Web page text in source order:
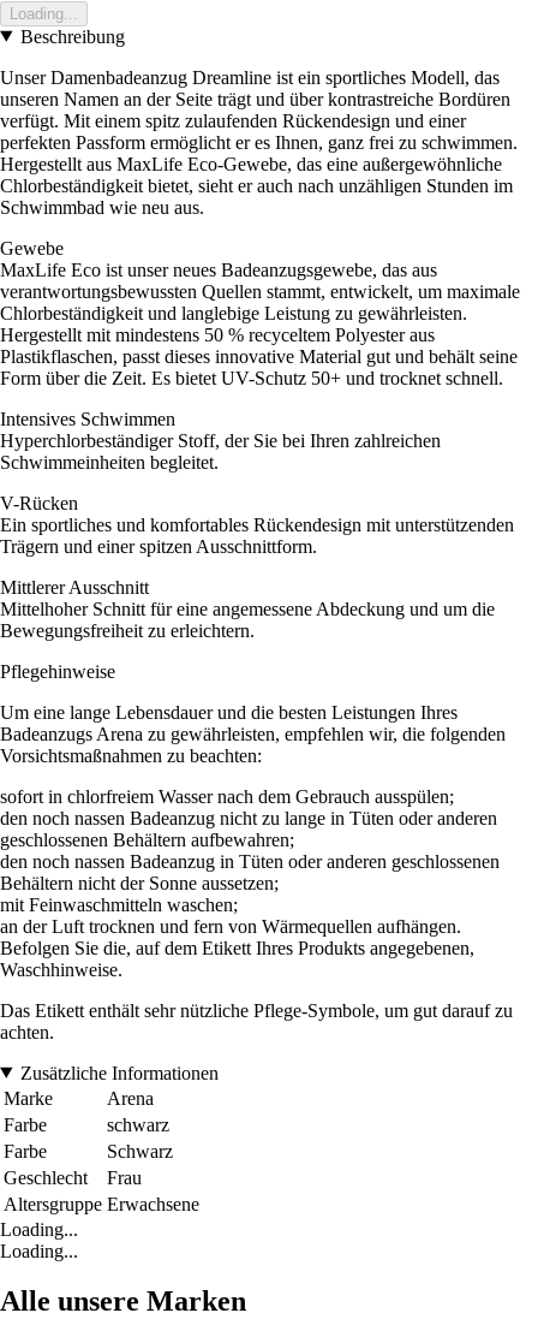
Loading...
Beschreibung
Unser Damenbadeanzug Dreamline ist ein sportliches Modell, das
unseren Namen an der Seite trägt und über kontrastreiche Bordüren
verfügt. Mit einem spitz zulaufenden Rückendesign und einer
perfekten Passform ermöglicht er es Ihnen, ganz frei zu schwimmen.
Hergestellt aus MaxLife Eco-Gewebe, das eine außergewöhnliche
Chlorbeständigkeit bietet, sieht er auch nach unzähligen Stunden im
Schwimmbad wie neu aus.
Gewebe
MaxLife Eco ist unser neues Badeanzugsgewebe, das aus
verantwortungsbewussten Quellen stammt, entwickelt, um maximale
Chlorbeständigkeit und langlebige Leistung zu gewährleisten.
Hergestellt mit mindestens 50 % recyceltem Polyester aus
Plastikflaschen, passt dieses innovative Material gut und behält seine
Form über die Zeit. Es bietet UV-Schutz 50+ und trocknet schnell.
Intensives Schwimmen
Hyperchlorbeständiger Stoff, der Sie bei Ihren zahlreichen
Schwimmeinheiten begleitet.
V-Rücken
Ein sportliches und komfortables Rückendesign mit unterstützenden
Trägern und einer spitzen Ausschnittform.
Mittlerer Ausschnitt
Mittelhoher Schnitt für eine angemessene Abdeckung und um die
Bewegungsfreiheit zu erleichtern.
Pflegehinweise
Um eine lange Lebensdauer und die besten Leistungen Ihres
Badeanzugs Arena zu gewährleisten, empfehlen wir, die folgenden
Vorsichtsmaßnahmen zu beachten:
sofort in chlorfreiem Wasser nach dem Gebrauch ausspülen;
den noch nassen Badeanzug nicht zu lange in Tüten oder anderen
geschlossenen Behältern aufbewahren;
den noch nassen Badeanzug in Tüten oder anderen geschlossenen
Behältern nicht der Sonne aussetzen;
mit Feinwaschmitteln waschen;
an der Luft trocknen und fern von Wärmequellen aufhängen.
Befolgen Sie die, auf dem Etikett Ihres Produkts angegebenen,
Waschhinweise.
Das Etikett enthält sehr nützliche Pflege-Symbole, um gut darauf zu
achten.
Zusätzliche Informationen
Marke
Arena
Farbe
schwarz
Farbe
Schwarz
Geschlecht
Frau
Altersgruppe Erwachsene
Loading...
Loading...
Alle unsere Marken